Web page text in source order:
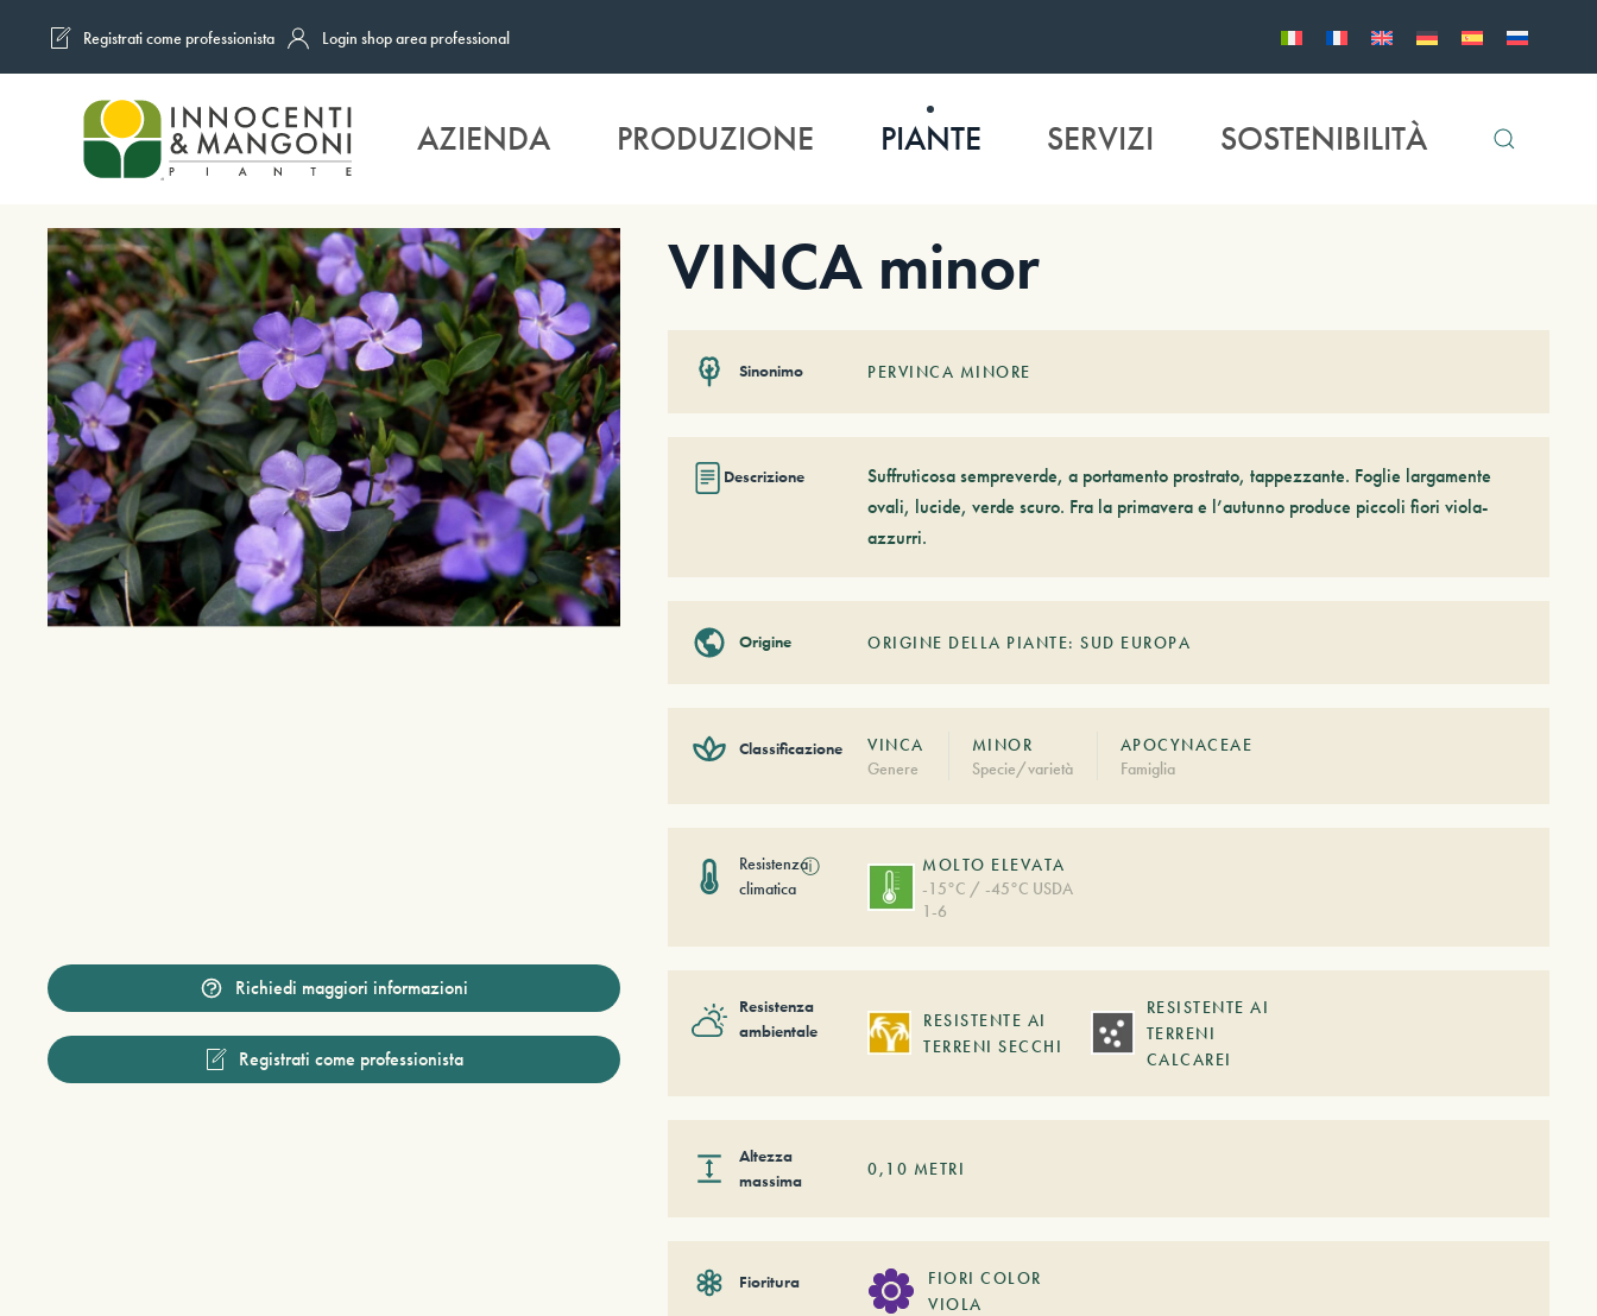
Skip to main content
Registrati come professionista Login shop area professional
AZIENDA PRODUZIONE PIANTE SERVIZI SOSTENIBILITÀ
Richiedi maggiori informazioni
Registrati come professionista
VINCA minor
Sinonimo PERVINCA MINORE
Descrizione
Suffruticosa sempreverde, a portamento prostrato, tappezzante. Foglie largamente
ovali, lucide, verde scuro. Fra la primavera e l’autunno produce piccoli fiori viola-
azzurri.
Origine ORIGINE DELLA PIANTE: SUD EUROPA
Classificazione
VINCA
Genere
MINOR
Specie/varietà
APOCYNACEAE
Famiglia
Resistenza
climatica
ⓘ
MOLTO ELEVATA
-15°C / -45°C USDA
1-6
Resistenza
ambientale
RESISTENTE AI
TERRENI SECCHI
RESISTENTE AI
TERRENI
CALCAREI
Altezza
massima
0,10 METRI
Fioritura
FIORI COLOR
VIOLA